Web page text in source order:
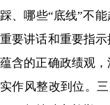
踩、哪些“底线”不
重要讲话和重要指
蕴含的正确政绩观
实作风整改到位。